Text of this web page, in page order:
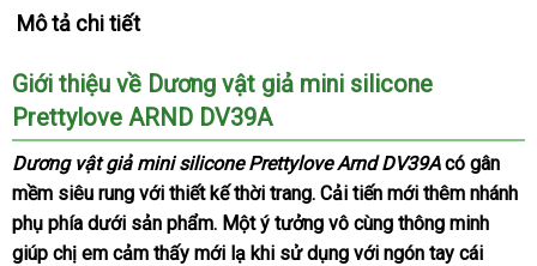
Mô tả chi tiết
Giới thiệu về Dương vật giả mini silicone
Prettylove ARND DV39A
Dương vật giả mini silicone Prettylove Arnd DV39Acó gân
mềm siêu rung Úc
với thiết kế thời trangcũ
. Cải tiến mới thêm nhánh
phụ phía dưới sản phẩmvệ
sinh
. Một ý tưởng vô cùng thông minh
giúp chị em cảm thấy mới lạ khi sử dụng hướng
với ngón tay cái